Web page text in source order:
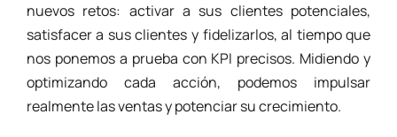
nuevos retos: activar a sus clientes potenciales,
satisfacer a sus clientes y fidelizarlos, al tiempo que
nos ponemos a prueba con KPI precisos. Midiendo y
optimizando cada acción, podemos impulsar
realmente las ventas y potenciar su crecimiento.